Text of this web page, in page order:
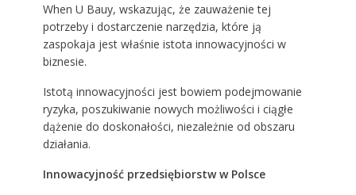
When U Bauy, wskazując, że zauważenie tej
potrzeby i dostarczenie narzędzia, które ją
zaspokaja jest właśnie istota innowacyjności w
biznesie.
Istotą innowacyjności jest bowiem podejmowanie
ryzyka, poszukiwanie nowych możliwości i ciągłe
dążenie do doskonałości, niezależnie od obszaru
działania.
Innowacyjność przedsiębiorstw w Polsce